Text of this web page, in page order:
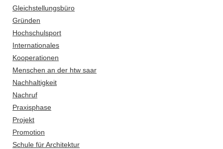
Gleichstellungsbüro
Gründen
Hochschulsport
Internationales
Kooperationen
Menschen an der htw saar
Nachhaltigkeit
Nachruf
Praxisphase
Projekt
Promotion
Schule für Architektur